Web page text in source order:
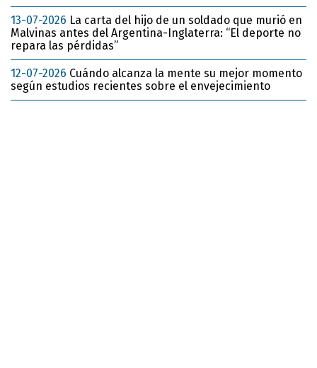
13-07-2026 La carta del hijo de un soldado que murió en
Malvinas antes del Argentina-Inglaterra: “El deporte no
repara las pérdidas”
12-07-2026 Cuándo alcanza la mente su mejor momento
según estudios recientes sobre el envejecimiento